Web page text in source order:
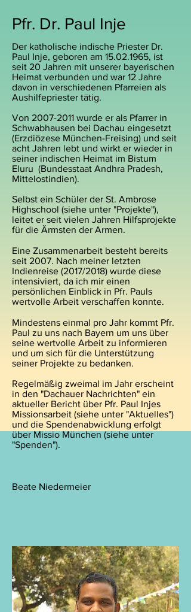
Pfr. Dr. Paul Inje
Der katholische indische Priester Dr.
Paul Inje, geboren am 15.02.1965, ist
seit 20 Jahren mit unserer bayerischen
Heimat verbunden und war 12 Jahre
davon in verschiedenen Pfarreien als
Aushilfepriester tätig.
Von 2007-2011 wurde er als Pfarrer in
Schwabhausen bei Dachau eingesetzt
(Erzdiözese München-Freising) und seit
acht Jahren lebt und wirkt er wieder in
seiner indischen Heimat im Bistum
Eluru (Bundesstaat Andhra Pradesh,
Mittelostindien).
Selbst ein Schüler der St. Ambrose
Highschool (siehe unter "Projekte"),
leitet er seit vielen Jahren Hilfsprojekte
für die Ärmsten der Armen.
Eine Zusammenarbeit besteht bereits
seit 2007. Nach meiner letzten
Indienreise (2017/2018) wurde diese
intensiviert, da ich mir einen
persönlichen Einblick in Pfr. Pauls
wertvolle Arbeit verschaffen konnte.
Mindestens einmal pro Jahr kommt Pfr.
Paul zu uns nach Bayern um uns über
seine wertvolle Arbeit zu informieren
und um sich für die Unterstützung
seiner Projekte zu bedanken.
Regelmäßig zweimal im Jahr erscheint
in den "Dachauer Nachrichten" ein
aktueller Bericht über Pfr. Paul Injes
Missionsarbeit (siehe unter "Aktuelles")
und die Spendenabwicklung erfolgt
über Missio München (siehe unter
"Spenden").
Beate Niedermeier